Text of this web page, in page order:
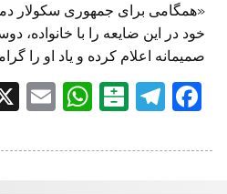
«همگامی برای جمهوری سکولار
خود در این ضایعه را با خانواده،
صمیمانه اعلام کرده و یاد او را
F
c
T
e
B
at
W
at
E
ai